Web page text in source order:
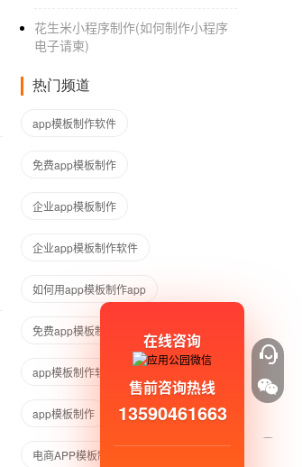
花生米小程序制作(如何制作小程序
电子请柬)
热门频道
app模板制作软件
免费app模板制作
企业app模板制作
企业app模板制作软件
如何用app模板制作app
免费app模板制作软件
app模板制作软件免费
app模板制作 手机APP模板制作
电商APP模板制作
在线咨询
售前咨询热线
13590461663